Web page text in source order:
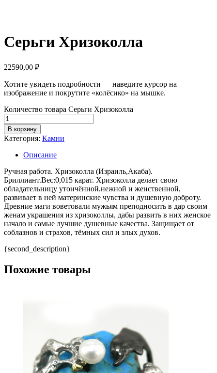
Серьги Хризоколла
22590,00 ₽
Хотите увидеть подробности — наведите курсор на
изображение и покрутите «колёсико» на мышке.
Количество товара Серьги Хризоколла
В корзину
Категория: Камни
Описание
Ручная работа. Хризоколла (Израиль,Акаба).
Бриллиант.Вес:0,015 карат. Хризоколла делает свою
обладательницу утончённой,нежной и женственной,
развивает в ней материнские чувства и душевную доброту.
Древние маги воветовали мужьям преподносить в дар своим
женам украшения из хризоколлы, дабы развить в них женское
начало и самые лучшие душевные качества. Защищает от
соблазнов и страхов, тёмных сил и злых духов.
{second_description}
Похожие товары